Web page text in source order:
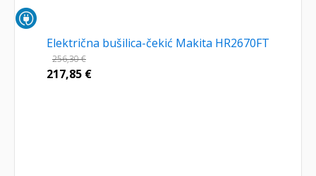
Električna bušilica-čekić Makita HR2670FT
256,30€
217,85 €